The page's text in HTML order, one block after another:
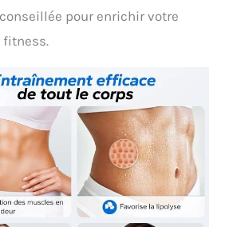
pour enrichir votre
fitness.